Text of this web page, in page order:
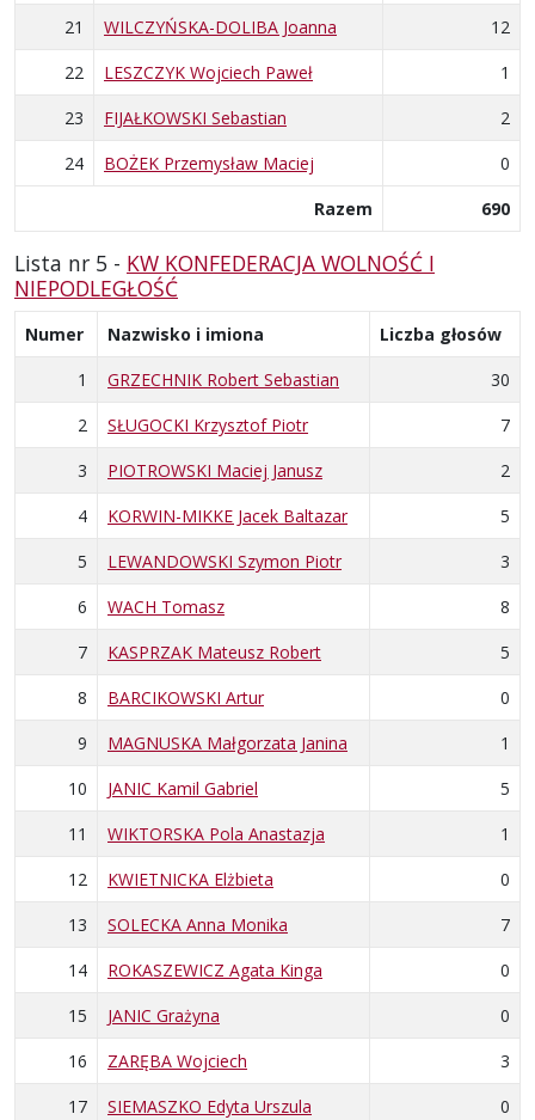
21 WILCZYŃSKA-DOLIBA Joanna
12
22
LESZCZYK Wojciech Paweł
1
23
FIJAŁKOWSKI Sebastian
2
24
BOŻEK Przemysław Maciej
0
Razem
690
Lista nr 5 - KW KONFEDERACJA WOLNOŚĆ I
NIEPODLEGŁOŚĆ
Numer Nazwisko i imiona
Liczba głosów
1
GRZECHNIK Robert Sebastian
30
2
SŁUGOCKI Krzysztof Piotr
7
3
PIOTROWSKI Maciej Janusz
2
4
KORWIN-MIKKE Jacek Baltazar
5
5
LEWANDOWSKI Szymon Piotr
3
6
WACH Tomasz
8
7
KASPRZAK Mateusz Robert
5
8
BARCIKOWSKI Artur
0
9
MAGNUSKA Małgorzata Janina
1
10
JANIC Kamil Gabriel
5
11
WIKTORSKA Pola Anastazja
1
12
KWIETNICKA Elżbieta
0
13
SOLECKA Anna Monika
7
14
ROKASZEWICZ Agata Kinga
0
15
JANIC Grażyna
0
16
ZARĘBA Wojciech
3
17
SIEMASZKO Edyta Urszula
0